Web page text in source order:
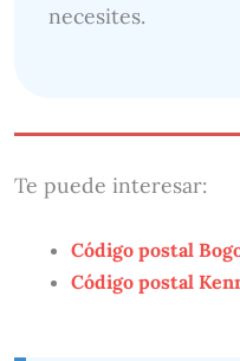
necesites.
Te puede interesar:
Código postal
Código postal